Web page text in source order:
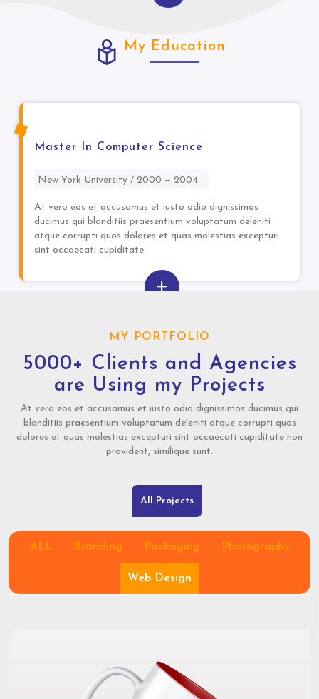
My Education
Master In Computer Science
New York University / 2000 — 2004
At vero eos et accusamus et iusto odio dignissimos
ducimus qui blanditiis praesentium voluptatum deleniti
atque corrupti quos dolores et quas molestias excepturi
sint occaecati cupiditate
MY PORTFOLIO
5000+ Clients and Agencies
are Using my Projects
At vero eos et accusamus et iusto odio dignissimos ducimus qui
blanditiis praesentium voluptatum deleniti atque corrupti quos
dolores et quas molestias excepturi sint occaecati cupiditate non
provident, similique sunt.
All Projects
ALL Branding Packaging Photography
Web Design